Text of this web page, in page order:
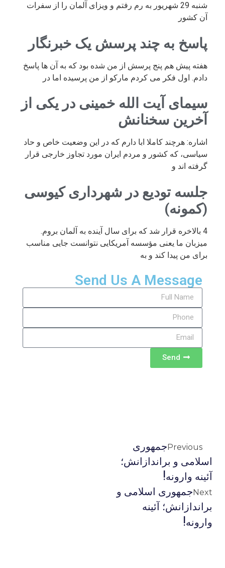
شنبه 29 شهریور به رم رفتم و ویزای آلمان را از سفرات
آن کشور
پاسخ به چند پرسش یک خبرنگار
هفته پیش هم پنج پرسش از من شده بود که به آن ها پاسخ
دادم. اول فکر می کردم مارکو از من پرسیده اما در
سیمای آیت الله خمینی در یکی از
آخرین سخنانش
اشاره: هرچند کاملا ابا دارم که در این وضعیت خاص و حاد
سیاسی، که کشور و مردم ایران مورد تجاوز خارجی قرار
گرفته اند و
جلسه تودیع در شهرداری کیوسی
(کمونه)
4 بالاخره قرار شد که برای سال آینده به آلمان بروم.
میزبان ما یعنی مؤسسه آمریکایی نتوانست جایی مناسب
برای من پیدا کند و به
Send Us A Message
Send
Previousجمهوری
اسلامی و براندازانش؛
آئینه وارونه!
Nextجمهوری اسلامی و
براندازانش؛ آئینه
وارونه!